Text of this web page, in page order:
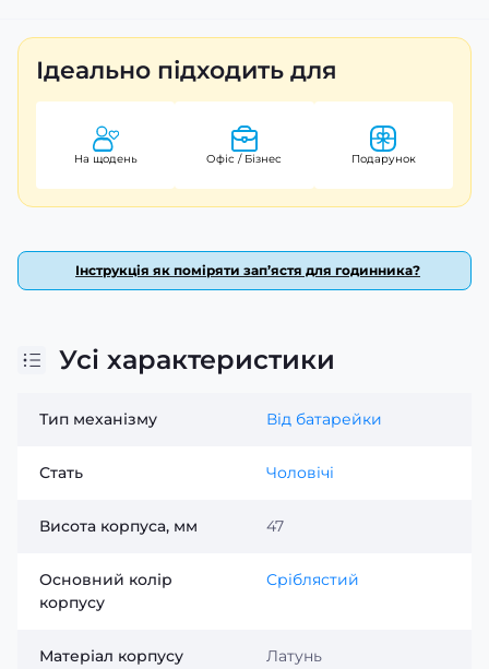
стиль, а розміри (47 х 40 мм) роблять годинник
універсальним для різних зап’ясть. Кожний власник
Casio MTP-V005D-7B4 отримає також гарантію на 24
місяці, що підтверджує надійність та якість продукції.
Цей японський брендовий годинник — чудовий вибір
для сучасного чоловіка, який цінує класичний стиль та
функціональність.
Ідеально підходить для
На щодень Офіс / Бізнес Подарунок
Інструкція як поміряти зап’ястя для годинника?
Усі характеристики
Тип механізму Від батарейки
Стать Чоловічі
Висота корпуса, мм 47
Основний колір
корпусу
Сріблястий
Матеріал корпусу Латунь